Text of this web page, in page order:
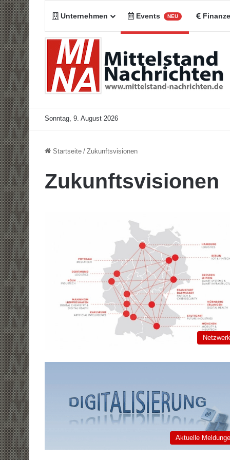
Unternehmen Events NEU
Sonntag, 9. August 2026
Startseite / Zukunftsvisionen
Zukunftsvisionen
Aktuelle